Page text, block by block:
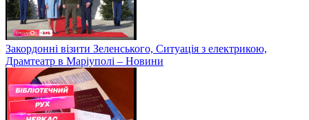
Закордонні візити Зеленського, Ситуація з електрикою,
Драмтеатр в Маріуполі – Новини